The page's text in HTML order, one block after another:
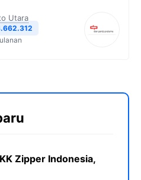
Utara
Zipper Indonesia,